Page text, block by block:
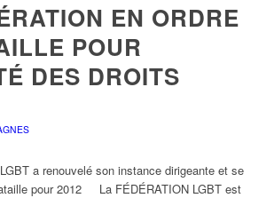
EN ORDRE
POUR
DES DROITS
a renouvelé son instance dirigeante et se
pour 2012 La FÉDÉRATION LGBT est